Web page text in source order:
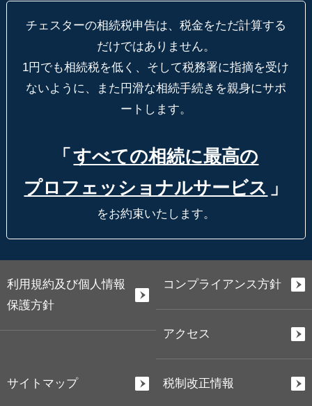
チェスターの相続税申告は、税金をただ計算する
だけではありません。
1円でも相続税を低く、そして税務署に指摘を受け
ないように、
また円滑な相続手続きを親身にサポ
ートします。
「 すべての相続に最高の
プロフェッショナルサービス 」
をお約束いたします。
利用規約及び個人情報
保護方針
コンプライアンス方針
アクセス
サイトマップ 税制改正情報